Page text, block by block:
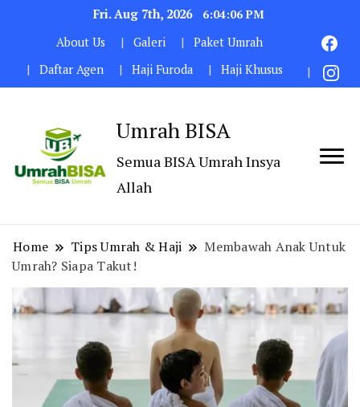
Fri. Aug 7th, 2026
6:04:08 PM
About Us
Galeri
Paket Umrah
Daftar Agen
Haji Furoda Haji Khusus
Umrah BISA
Semua BISA Umrah Insya
Allah
Home Tips Umrah & Haji
Membawah Anak Untuk
Umrah? Siapa Takut!